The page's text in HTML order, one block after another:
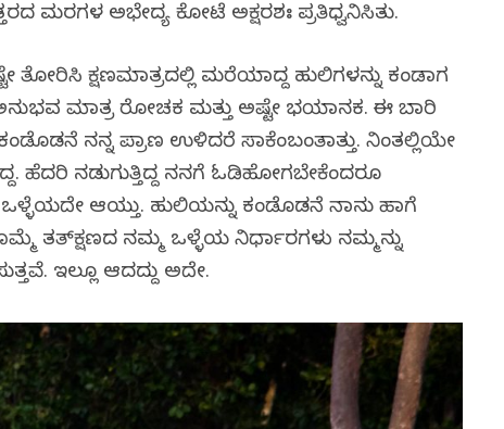
ಮರಗಳ ಅಭೇದ್ಯ ಕೋಟೆ ಅಕ್ಷರಶಃ ಪ್ರತಿಧ್ವನಿಸಿತು.
ಕ್ಷಣಮಾತ್ರದಲ್ಲಿ ಮರೆಯಾಗಿದ್ದ ಹುಲಿಗಳನ್ನು ಕಂಡಾಗ
ಮಾತ್ರ ರೋಚಕ ಮತ್ತು ಅಷ್ಟೇ ಭಯಾನಕ. ಈ ಬಾರಿ
ನನ್ನ ಪ್ರಾಣ ಉಳಿದರೆ ಸಾಕೆಂಬಂತಾಗಿತ್ತು. ನಿಂತಲ್ಲಿಯೇ
ಹೆದರಿ ನಡುಗುತ್ತಿದ್ದ ನನಗೆ ಓಡಿಹೋಗಬೇಕೆಂದರೂ
ಒಳ್ಳೆಯದೇ ಆಯ್ತು. ಹುಲಿಯನ್ನು ಕಂಡೊಡನೆ ನಾನು ಹಾಗೆ
ತತ್‌ಕ್ಷಣದ ನಮ್ಮ ಒಳ್ಳೆಯ ನಿರ್ಧಾರಗಳು ನಮ್ಮನ್ನು
ಇಲ್ಲೂ ಆದದ್ದು ಅದೇ.